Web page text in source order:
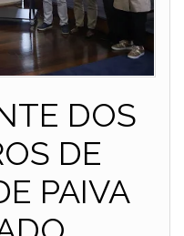
DOS
DE
PAIVA